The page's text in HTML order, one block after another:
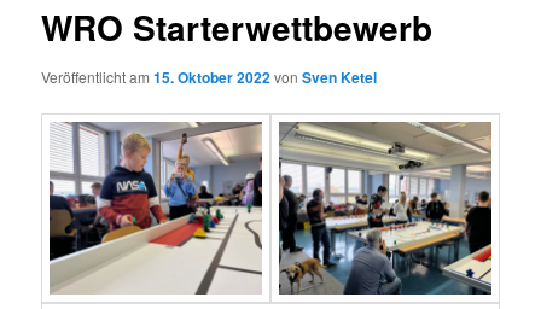
WRO Starterwettbewerb
Veröffentlicht am15. Oktober 2022vonSven Ketel